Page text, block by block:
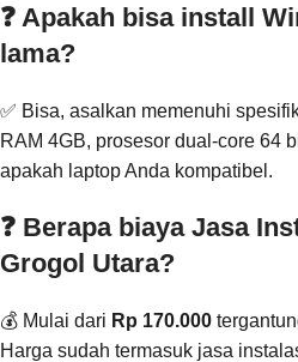
❓ Apakah bisa install
lama?
✅ Bisa, asalkan memenuhi
RAM 4GB, prosesor dual-core 64
apakah laptop Anda kompatibel.
❓ Berapa biaya Jasa
Grogol Utara?
💰 Mulai dari Rp 170.000
Harga sudah termasuk jasa